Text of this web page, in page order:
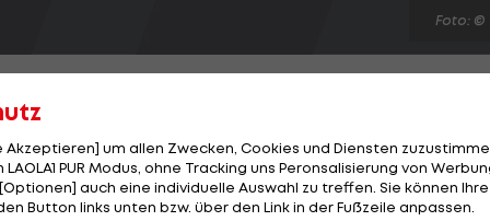
Foto: ©
für die kommende Erste-Liga-Saison auf. Die
SK Sturm Graz verpflichtet werden konnte. Der 23-
Akzeptieren] um allen Zwecken, Cookies und Diensten
PUR Modus, ohne Tracking uns Peronsalisierung von
auch eine individuelle Auswahl zu treffen. Sie können
Button links unten bzw. über den Link in der Fußzeile anpassen.